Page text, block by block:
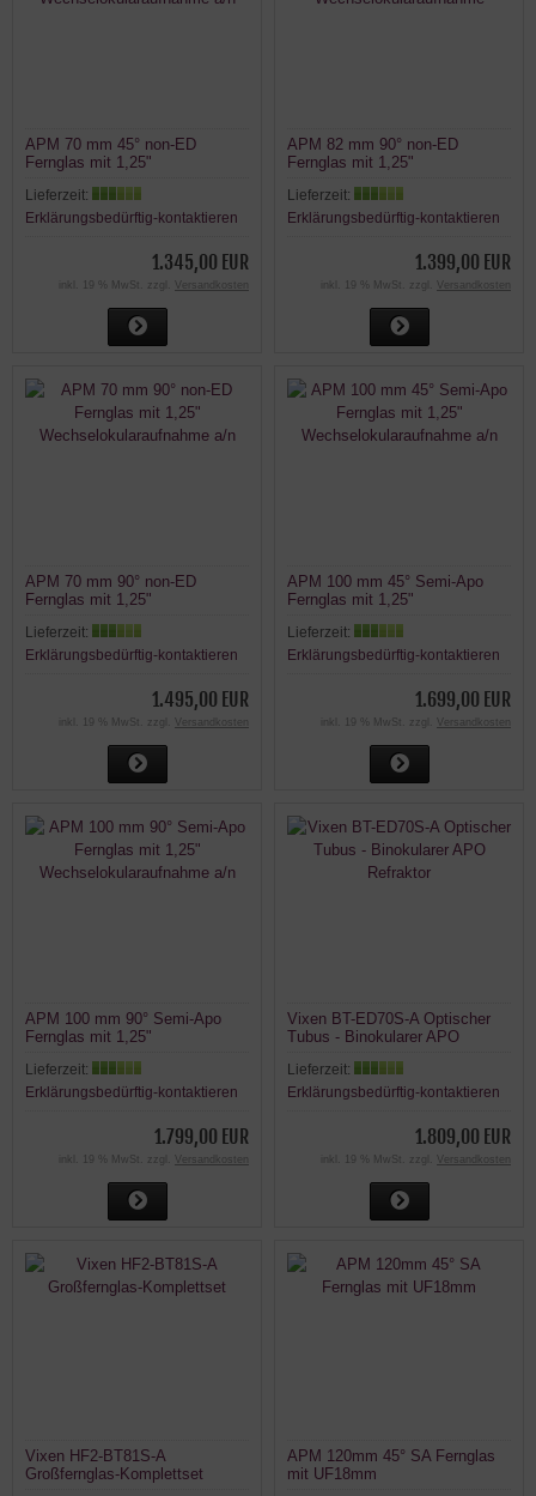
APM 70 mm 45° non-ED
Fernglas mit 1,25"
Lieferzeit:
Erklärungsbedürftig-kontaktieren
1.345,00 EUR
inkl. 19 % MwSt. zzgl. Versandkosten
APM 82 mm 90° non-ED
Fernglas mit 1,25"
Lieferzeit:
Erklärungsbedürftig-kontaktieren
1.399,00 EUR
inkl. 19 % MwSt. zzgl. Versandkosten
APM 70 mm 90° non-ED
Fernglas mit 1,25"
Lieferzeit:
Erklärungsbedürftig-kontaktieren
1.495,00 EUR
inkl. 19 % MwSt. zzgl. Versandkosten
APM 100 mm 45° Semi-Apo
Fernglas mit 1,25"
Lieferzeit:
Erklärungsbedürftig-kontaktieren
1.699,00 EUR
inkl. 19 % MwSt. zzgl. Versandkosten
APM 100 mm 90° Semi-Apo
Fernglas mit 1,25"
Lieferzeit:
Erklärungsbedürftig-kontaktieren
1.799,00 EUR
inkl. 19 % MwSt. zzgl. Versandkosten
Vixen BT-ED70S-A Optischer
Tubus - Binokularer APO
Lieferzeit:
Erklärungsbedürftig-kontaktieren
1.809,00 EUR
inkl. 19 % MwSt. zzgl. Versandkosten
Vixen HF2-BT81S-A
Großfernglas-Komplettset
APM 120mm 45° SA Fernglas
mit UF18mm